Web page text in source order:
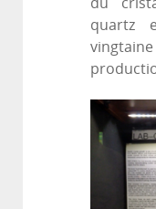
du
quartz
vingtaine